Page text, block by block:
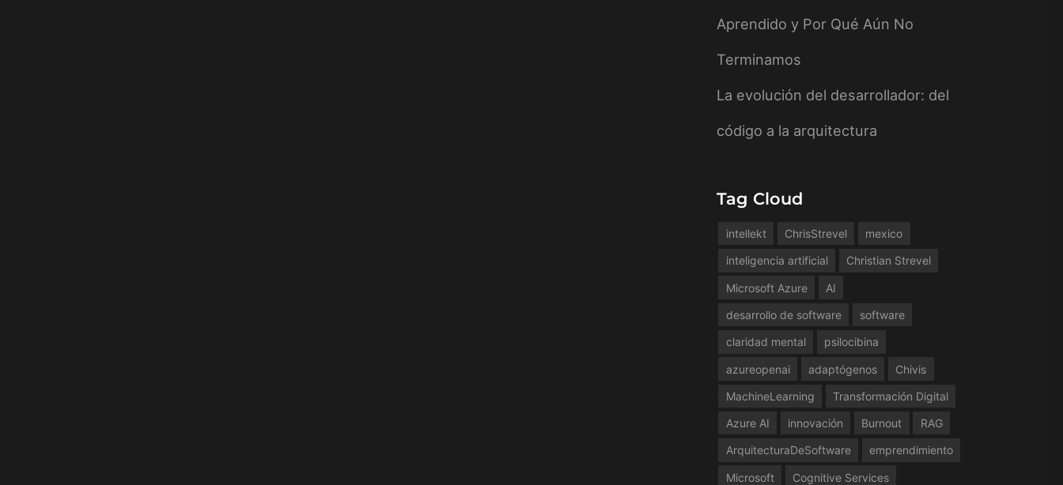
Aprendido y Por Qué Aún No
Terminamos
La evolución del desarrollador: del
código a la arquitectura
Tag Cloud
intellekt ChrisStrevel mexico
inteligencia artificial Christian Strevel
Microsoft Azure AI
desarrollo de software software
claridad mental psilocibina
azureopenai adaptógenos Chivis
MachineLearning Transformación Digital
Azure AI innovación Burnout RAG
ArquitecturaDeSoftware emprendimiento
Microsoft Cognitive Services